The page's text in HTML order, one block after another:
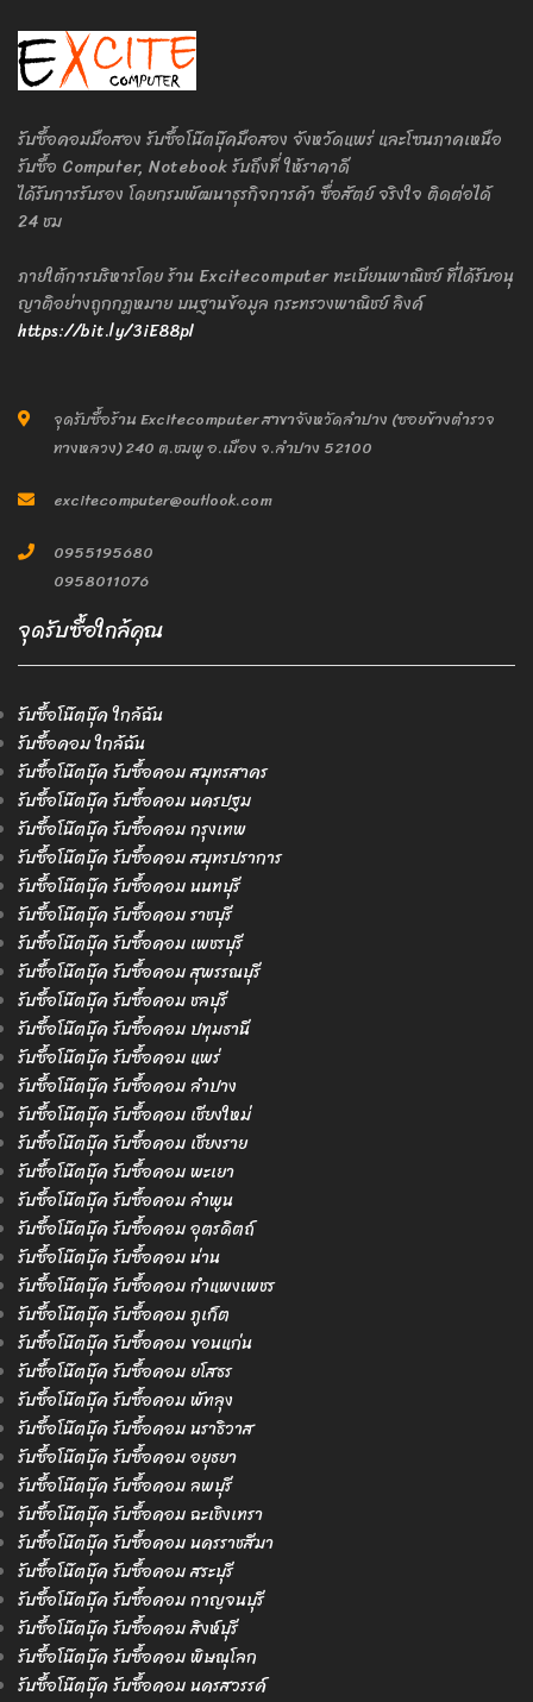
รับซื้อคอมมือสอง รับซื้อโน๊ตบุ๊คมือสอง จังหวัดแพร่ และโซนภาคเหนือ
รับซื้อ Computer, Notebook รับถึงที่ ให้ราคาดี
ได้รับการรับรอง โดยกรมพัฒนาธุรกิจการค้า ซื่อสัตย์ จริงใจ ติดต่อได้
24 ชม
ภายใต้การบริหารโดย ร้าน Excitecomputer ทะเบียนพาณิชย์ ที่ได้รับอนุ
ญาติอย่างถูกกฎหมาย บนฐานข้อมูล กระทรวงพาณิชย์ ลิงค์
https://bit.ly/3iE88pl
จุดรับซื้อร้าน Excitecomputer สาขาจังหวัดลำปาง (ซอยข้างตำรวจ
ทางหลวง) 240 ต.ชมพู อ.เมือง จ.ลำปาง 52100
excitecomputer@outlook.com
0955195680
0958011076
จุดรับซื้อใกล้คุณ
รับซื้อโน๊ตบุ๊ค ใกล้ฉัน
รับซื้อคอม ใกล้ฉัน
รับซื้อโน๊ตบุ๊ค รับซื้อคอม สมุทรสาคร
รับซื้อโน๊ตบุ๊ค รับซื้อคอม นครปฐม
รับซื้อโน๊ตบุ๊ค รับซื้อคอม กรุงเทพ
รับซื้อโน๊ตบุ๊ค รับซื้อคอม สมุทรปราการ
รับซื้อโน๊ตบุ๊ค รับซื้อคอม นนทบุรี
รับซื้อโน๊ตบุ๊ค รับซื้อคอม ราชบุรี
รับซื้อโน๊ตบุ๊ค รับซื้อคอม เพชรบุรี
รับซื้อโน๊ตบุ๊ค รับซื้อคอม สุพรรณบุรี
รับซื้อโน๊ตบุ๊ค รับซื้อคอม ชลบุรี
รับซื้อโน๊ตบุ๊ค รับซื้อคอม ปทุมธานี
รับซื้อโน๊ตบุ๊ค รับซื้อคอม แพร่
รับซื้อโน๊ตบุ๊ค รับซื้อคอม ลำปาง
รับซื้อโน๊ตบุ๊ค รับซื้อคอม เชียงใหม่
รับซื้อโน๊ตบุ๊ค รับซื้อคอม เชียงราย
รับซื้อโน๊ตบุ๊ค รับซื้อคอม พะเยา
รับซื้อโน๊ตบุ๊ค รับซื้อคอม ลำพูน
รับซื้อโน๊ตบุ๊ค รับซื้อคอม อุตรดิตถ์
รับซื้อโน๊ตบุ๊ค รับซื้อคอม น่าน
รับซื้อโน๊ตบุ๊ค รับซื้อคอม กำแพงเพชร
รับซื้อโน๊ตบุ๊ค รับซื้อคอม ภูเก็ต
รับซื้อโน๊ตบุ๊ค รับซื้อคอม ขอนแก่น
รับซื้อโน๊ตบุ๊ค รับซื้อคอม ยโสธร
รับซื้อโน๊ตบุ๊ค รับซื้อคอม พัทลุง
รับซื้อโน๊ตบุ๊ค รับซื้อคอม นราธิวาส
รับซื้อโน๊ตบุ๊ค รับซื้อคอม อยุธยา
รับซื้อโน๊ตบุ๊ค รับซื้อคอม ลพบุรี
รับซื้อโน๊ตบุ๊ค รับซื้อคอม ฉะเชิงเทรา
รับซื้อโน๊ตบุ๊ค รับซื้อคอม นครราชสีมา
รับซื้อโน๊ตบุ๊ค รับซื้อคอม สระบุรี
รับซื้อโน๊ตบุ๊ค รับซื้อคอม กาญจนบุรี
รับซื้อโน๊ตบุ๊ค รับซื้อคอม สิงห์บุรี
รับซื้อโน๊ตบุ๊ค รับซื้อคอม พิษณุโลก
รับซื้อโน๊ตบุ๊ค รับซื้อคอม นครสวรรค์